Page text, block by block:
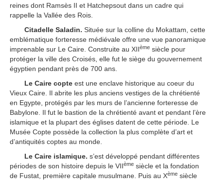
reines dont Ramsès II et Hatchepsout dans un cadre qui
rappelle la Vallée des Rois.
Citadelle Saladin. Située sur la colline du Mokattam, cette
emblématique forteresse médiévale offre une vue panoramique
imprenable sur Le Caire. Construite au XIIème siècle pour
protéger la ville des Croisés, elle fut le siège du gouvernement
égyptien pendant près de 700 ans.
Le Caire copte est une enclave historique au coeur du
Vieux Caire. Il abrite les plus anciens vestiges de la chrétienté
en Egypte, protégés par les murs de l’ancienne forteresse de
Babylone. Il fut le bastion de la chrétienté avant et pendant l’ère
islamique et la plupart des églises datent de cette période. Le
Musée Copte possède la collection la plus complète d’art et
d’antiquités coptes au monde.
Le Caire islamique. s’est développé pendant différentes
périodes de son histoire depuis le VIIème siècle et la fondation
de Fustat, première capitale musulmane. Puis au Xème siècle